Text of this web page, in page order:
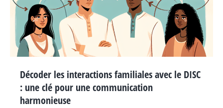
Décoder les interactions familiales avec le DISC
: une clé pour une communication
harmonieuse